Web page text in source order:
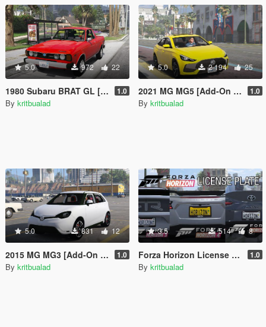
5.0 972 22
1980 Subaru BRAT GL [Add-On | Extra] 1.0
By kritbualad
5.0 2 194 25
2021 MG MG5 [Add-On | LHD] 1.0
By kritbualad
5.0 831 12
2015 MG MG3 [Add-On | LHD | Template | Livery | Extra] 1.0
By kritbualad
3.5 514 8
Forza Horizon License Plate 1.0
By kritbualad